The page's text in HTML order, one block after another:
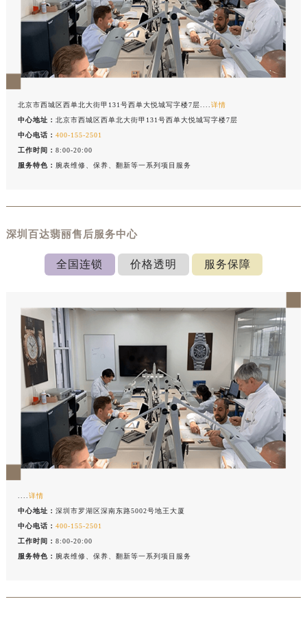
北京市西城区西单北大街甲131号西单大悦城写字楼7层....详情
中心地址：北京市西城区西单北大街甲131号西单大悦城写字楼7层
中心电话：400-155-2501
工作时间：8:00-20:00
服务特色： 腕表维修、保养、翻新等一系列项目服务
深圳百达翡丽售后服务中心
全国连锁 价格透明 服务保障
....详情
中心地址：深圳市罗湖区深南东路5002号地王大厦
中心电话：400-155-2501
工作时间：8:00-20:00
服务特色： 腕表维修、保养、翻新等一系列项目服务